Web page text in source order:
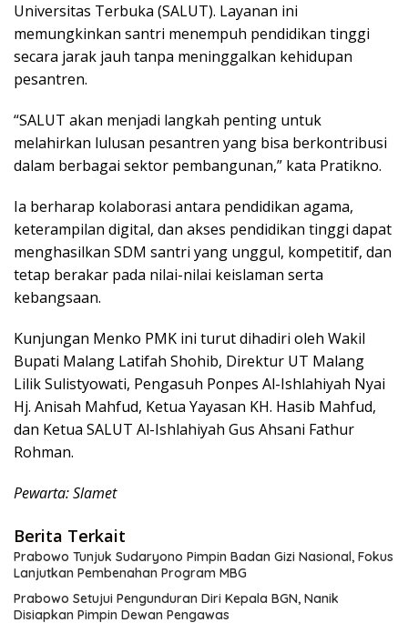
Universitas Terbuka (SALUT). Layanan ini
memungkinkan santri menempuh pendidikan tinggi
secara jarak jauh tanpa meninggalkan kehidupan
pesantren.
“SALUT akan menjadi langkah penting untuk
melahirkan lulusan pesantren yang bisa berkontribusi
dalam berbagai sektor pembangunan,” kata Pratikno.
Ia berharap kolaborasi antara pendidikan agama,
keterampilan digital, dan akses pendidikan tinggi dapat
menghasilkan SDM santri yang unggul, kompetitif, dan
tetap berakar pada nilai-nilai keislaman serta
kebangsaan.
Kunjungan Menko PMK ini turut dihadiri oleh Wakil
Bupati Malang Latifah Shohib, Direktur UT Malang
Lilik Sulistyowati, Pengasuh Ponpes Al-Ishlahiyah Nyai
Hj. Anisah Mahfud, Ketua Yayasan KH. Hasib Mahfud,
dan Ketua SALUT Al-Ishlahiyah Gus Ahsani Fathur
Rohman.
Pewarta: Slamet
Berita Terkait
Prabowo Tunjuk Sudaryono Pimpin Badan Gizi Nasional, Fokus
Lanjutkan Pembenahan Program MBG
Prabowo Setujui Pengunduran Diri Kepala BGN, Nanik
Disiapkan Pimpin Dewan Pengawas